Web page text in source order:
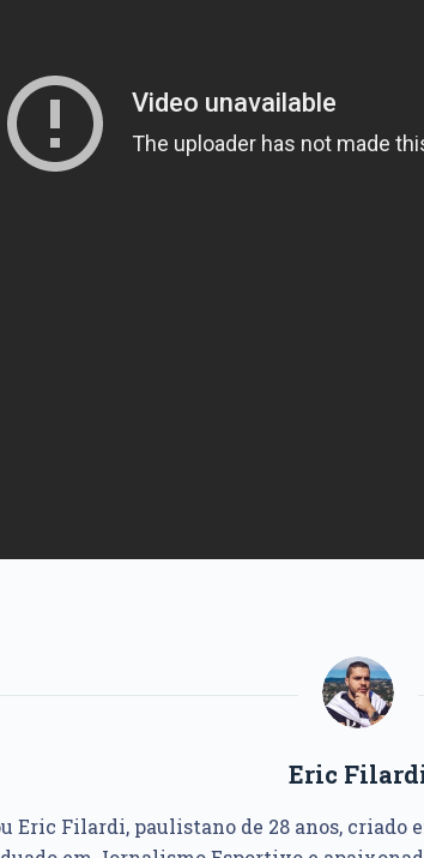
Eric
Eric Filardi, paulistano de 28 anos, criado